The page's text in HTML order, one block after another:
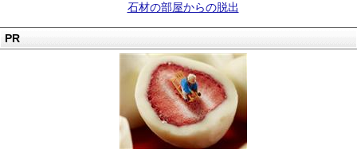
石材の部屋からの脱出
PR